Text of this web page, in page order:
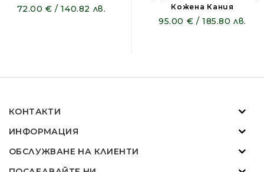
72.00 € / 140.82 лв.
Кожена Кания
95.00 € / 185.80 лв.
КОНТАКТИ
ИНФОРМАЦИЯ
ОБСЛУЖВАНЕ НА КЛИЕНТИ